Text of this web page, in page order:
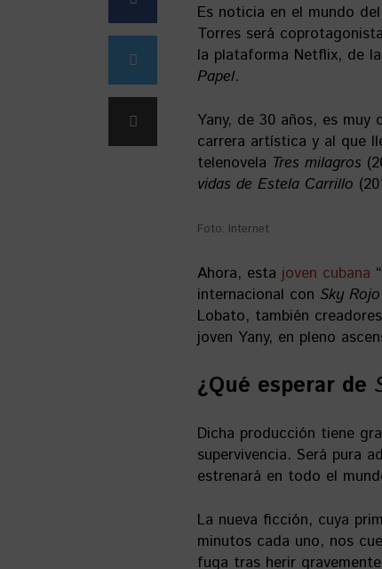
Es noticia en el mundo
Torres será
la plataforma Netflix, de
Papel.
Yany, de 30 años, es
carrera artística y al que
telenovela Tres milagros
vidas de Estela Carrillo
Foto: Internet
Ahora, esta joven cubana
internacional con Sky Rojo
Lobato, también
joven Yany, en pleno
¿Qué esperar de
Dicha producción tiene
supervivencia. Será pura
estrenará en todo el
La nueva ficción, cuya
minutos cada uno, nos
fuga tras herir